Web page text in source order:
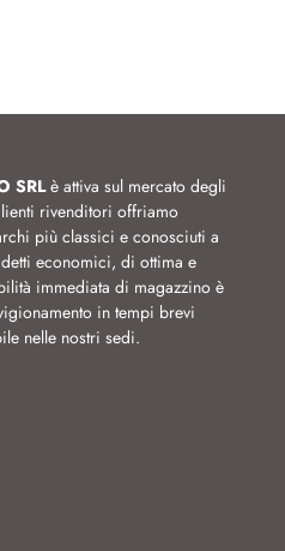
SRLè attiva sul mercato degli
rivenditori offriamo
più classici e conosciuti a
economici, di ottima e
immediata di magazzino è
in tempi brevi
nelle nostri sedi.